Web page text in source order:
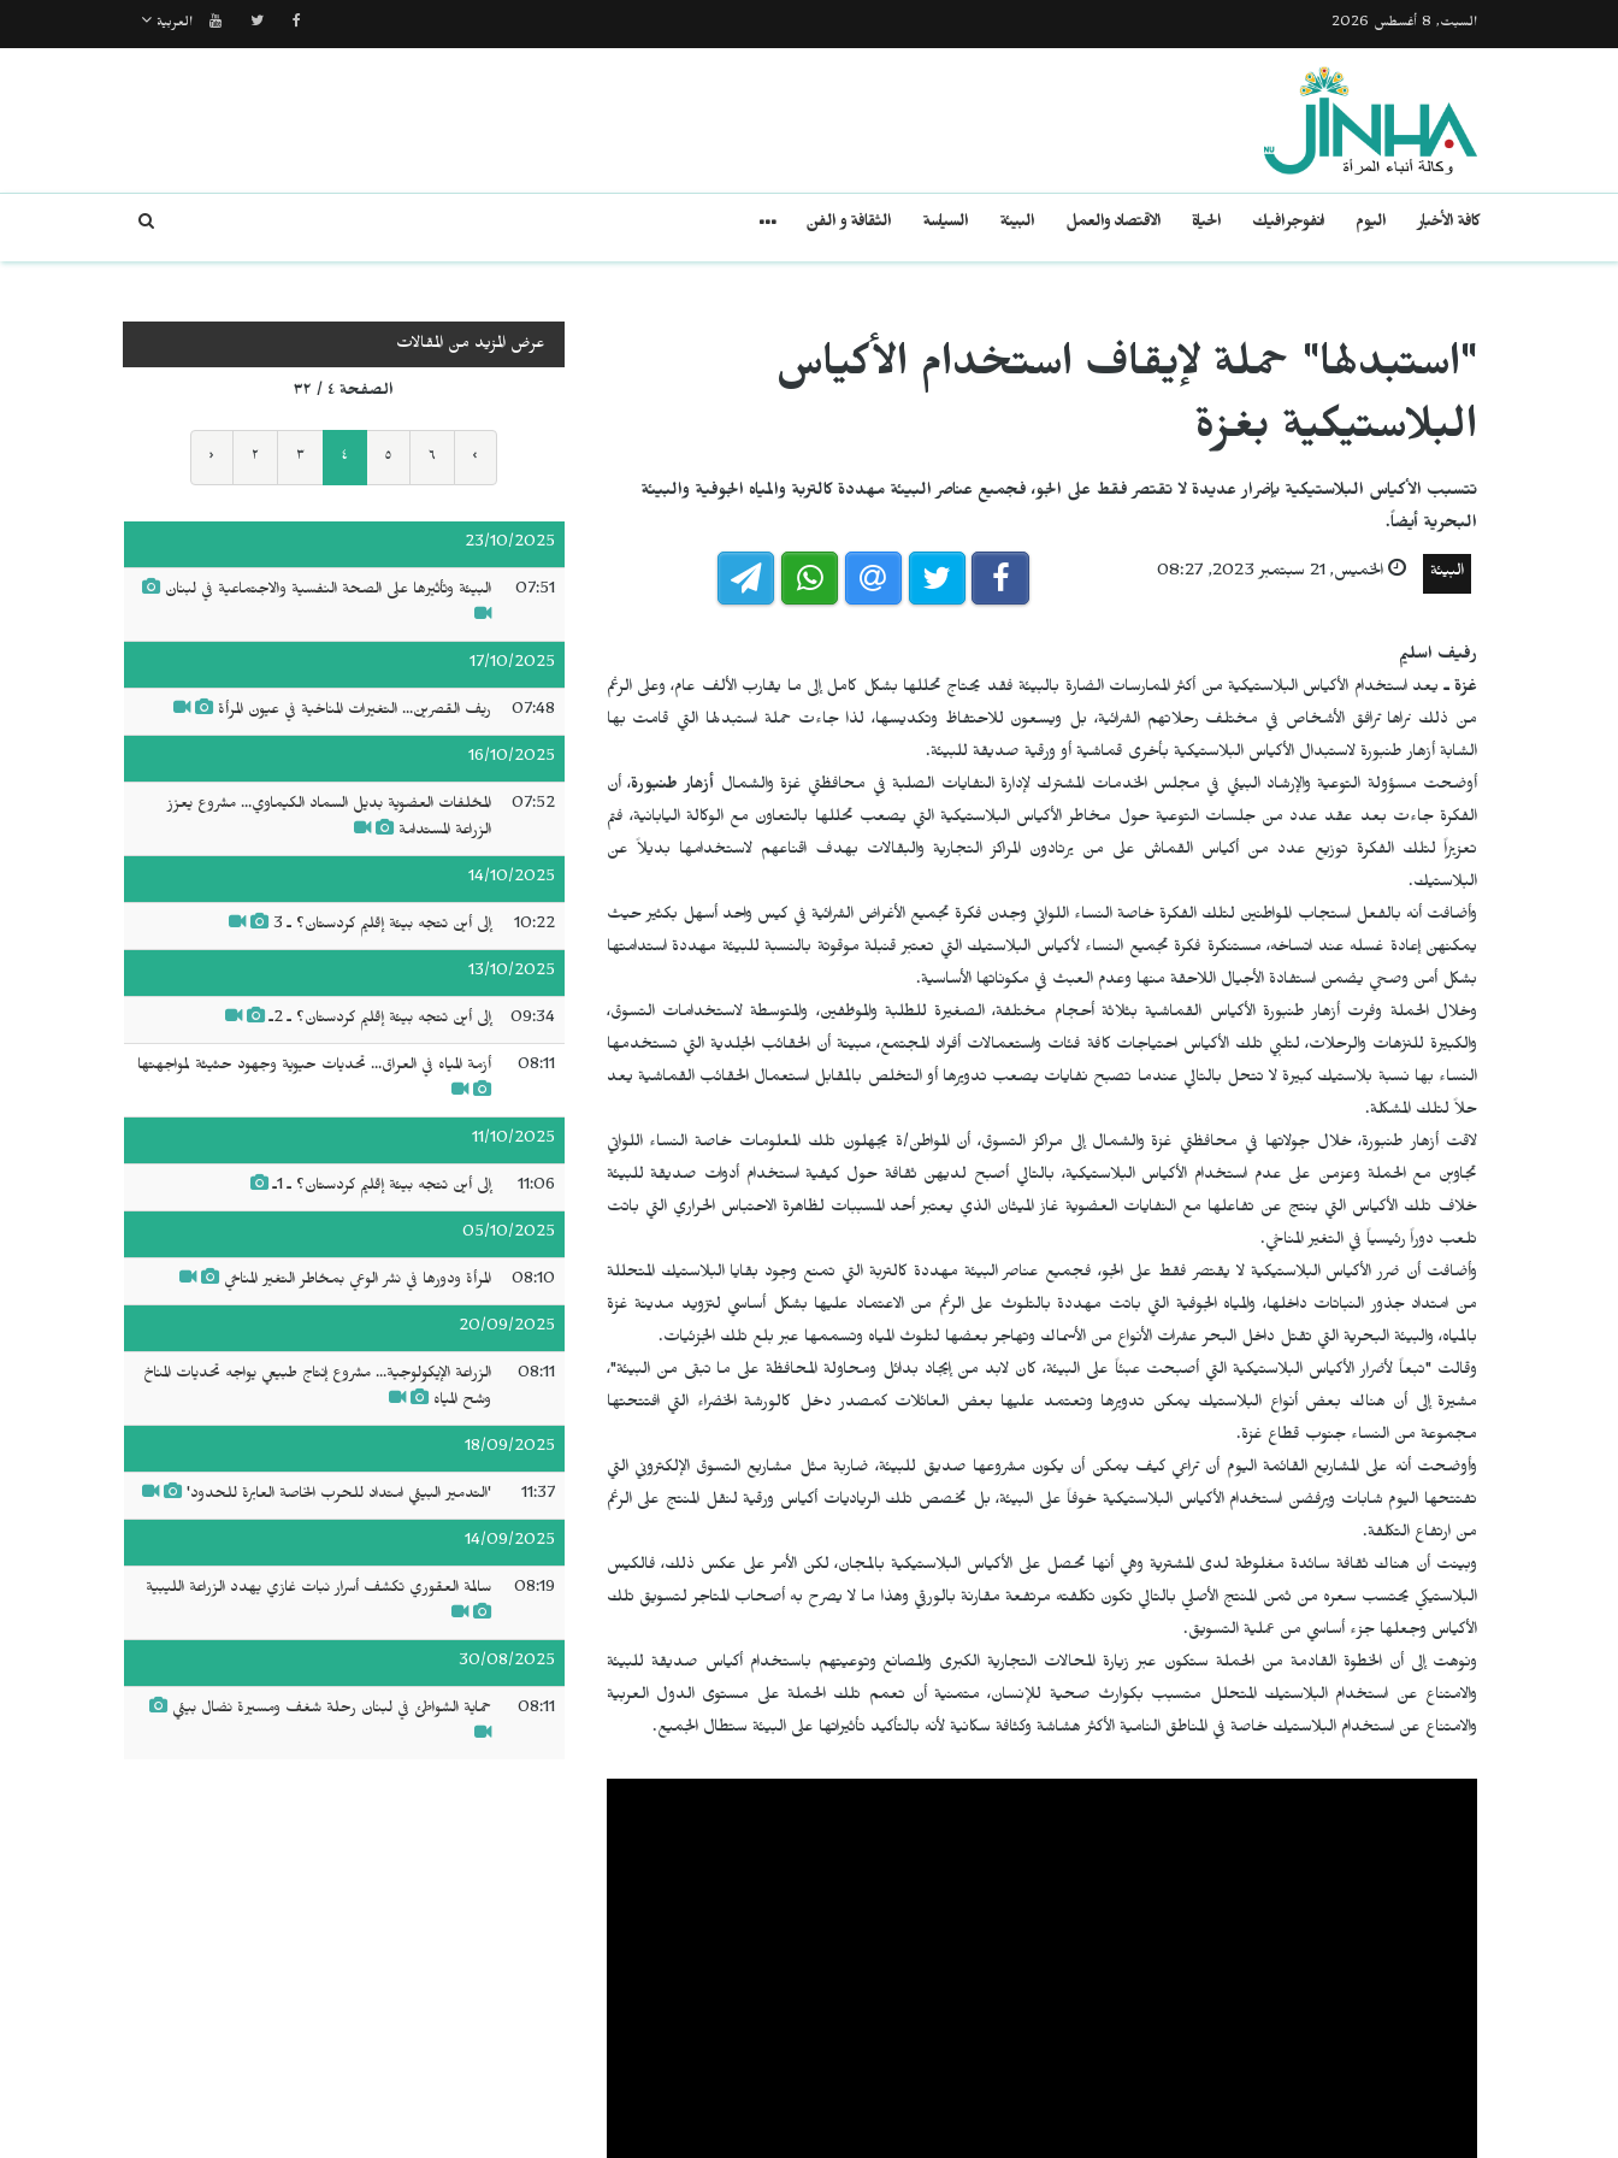
السبت, 8 أغسطس 2026 العربية
كافة الأخبار اليوم انفوجرافيك الحياة الاقتصاد والعمل البيئة السياسة الثقافة و الفن
"استبدلها" حملة لإيقاف استخدام الأكياس
البلاستيكية بغزة
تتسبب الأكياس البلاستيكية بإضرار عديدة لا تقتصر فقط على الجو، فجميع عناصر البيئة مهددة كالتربة والمياه الجوفية والبيئة
البحرية أيضاً.
البيئة الخميس, 21 سبتمبر 2023, 08:27
رفيف اسليم
غزة ـيعد استخدام الأكياس البلاستيكية من أكثر الممارسات الضارة بالبيئة فقد يحتاج تحللها بشكل كامل إلى ما يقارب الألف عام، وعلى الرغم
من ذلك نراها ترافق الأشخاص في مختلف رحلاتهم الشرائية، بل ويسعون للاحتفاظ وتكديسها، لذا جاءت حملة استبدلها التي قامت بها
الشابة أزهار طنبورة لاستبدال الأكياس البلاستيكية بأخرى قماشية أو ورقية صديقة للبيئة.
أوضحت مسؤولة التوعية والإرشاد البيئي في مجلس الخدمات المشترك لإدارة النفايات الصلبة في محافظتي غزة والشمال أزهار طنبورة، أن
الفكرة جاءت بعد عقد عدد من جلسات التوعية حول مخاطر الأكياس البلاستيكية التي يصعب تحللها بالتعاون مع الوكالة اليابانية، فتم
تعزيزاً لتلك الفكرة توزيع عدد من أكياس القماش على من يرتادون المراكز التجارية والبقالات بهدف اقناعهم لاستخدامها بديلاً عن
البلاستيك.
وأضافت أنه بالفعل استجاب المواطنين لتلك الفكرة خاصة النساء اللواتي وجدن فكرة تجميع الأغراض الشرائية في كيس واحد أسهل بكثير حيث
يمكنهن إعادة غسله عند اتساخه، مستنكرة فكرة تجميع النساء لأكياس البلاستيك التي تعتبر قنبلة موقوتة بالنسبة للبيئة مهددة استدامتها
بشكل أمن وصحي يضمن استفادة الأجيال اللاحقة منها وعدم العبث في مكوناتها الأساسية.
وخلال الحملة وفرت أزهار طنبورة الأكياس القماشية بثلاثة أحجام مختلفة، الصغيرة للطلبة والموظفين، والمتوسطة لاستخدامات التسوق،
والكبيرة للنزهات والرحلات، لتلبي تلك الأكياس احتياجات كافة فئات واستعمالات أفراد المجتمع، مبينة أن الحقائب الجلدية التي تستخدمها
النساء بها نسبة بلاستيك كبيرة لا تتحل بالتالي عندما تصبح نفايات يصعب تدويرها أو التخلص بالمقابل استعمال الحقائب القماشية يعد
حلاً لتلك المشكلة.
لاقت أزهار طنبورة، خلال جولاتها في محافظتي غزة والشمال إلى مراكز التسوق، أن المواطن/ة يجهلون تلك المعلومات خاصة النساء اللواتي
تجاوبن مع الحملة وعزمن على عدم استخدام الأكياس البلاستيكية، بالتالي أصبح لديهن ثقافة حول كيفية استخدام أدوات صديقة للبيئة
خلاف تلك الأكياس التي ينتج عن تفاعلها مع النفايات العضوية غاز الميثان الذي يعتبر أحد المسببات لظاهرة الاحتباس الحراري التي باتت
تلعب دوراً رئيسياً في التغير المناخي.
وأضافت أن ضرر الأكياس البلاستيكية لا يقتصر فقط على الجو، فجميع عناصر البيئة مهددة كالتربة التي تمنع وجود بقايا البلاستيك المتحللة
من امتداد جذور النباتات داخلها، والمياه الجوفية التي باتت مهددة بالتلوث على الرغم من الاعتماد عليها بشكل أساسي لتزويد مدينة غزة
بالمياه، والبيئة البحرية التي تقتل داخل البحر عشرات الأنواع من الأسماك وتهاجر بعضها لتلوث المياه وتسممها عبر بلع تلك الجزئيات.
وقالت "تبعاً لأضرار الأكياس البلاستيكية التي أصبحت عبئاً على البيئة، كان لابد من إيجاد بدائل ومحاولة المحافظة على ما تبقى من البيئة"،
مشيرة إلى أن هناك بعض أنواع البلاستيك يمكن تدويرها وتعتمد عليها بعض العائلات كمصدر دخل كالورشة الخضراء التي افتتحتها
مجموعة من النساء جنوب قطاع غزة.
وأوضحت أنه على المشاريع القائمة اليوم أن تراعي كيف يمكن أن يكون مشروعها صديق للبيئة، ضاربة مثل مشاريع التسوق الإلكتروني التي
تفتتحها اليوم شابات ويرفضن استخدام الأكياس البلاستيكية خوفاً على البيئة، بل تخصص تلك الرياديات أكياس ورقية لنقل المنتج على الرغم
من ارتفاع التكلفة.
وبينت أن هناك ثقافة سائدة مغلوطة لدى المشترية وهي أنها تحصل على الأكياس البلاستيكية بالمجان، لكن الأمر على عكس ذلك، فالكيس
البلاستيكي يحتسب سعره من ثمن المنتج الأصلي بالتالي تكون تكلفته مرتفعة مقارنة بالورقي وهذا ما لا يصرح به أصحاب المتاجر لتسويق تلك
الأكياس وجعلها جزء أساسي من عملية التسويق.
ونوهت إلى أن الخطوة القادمة من الحملة ستكون عبر زيارة المحالات التجارية الكبرى والمصانع وتوعيتهم باستخدام أكياس صديقة للبيئة
والامتناع عن استخدام البلاستيك المتحلل متسبب بكوارث صحية للإنسان، متمنية أن تعمم تلك الحملة على مستوى الدول العربية
والامتناع عن استخدام البلاستيك خاصة في المناطق النامية الأكثر هشاشة وكثافة سكانية لأنه بالتأكيد تأثيراتها على البيئة ستطال الجميع.
عرض المزيد من المقالات
الصفحة ٤ / ٣٢
‹ ٢ ٣ ٤ ٥ ٦ ›
23/10/2025
07:51 البيئة وتأثيرها على الصحة النفسية والاجتماعية في لبنان
17/10/2025
07:48 ريف القصرين... التغيرات المناخية في عيون المرأة
16/10/2025
07:52
المخلفات العضوية بديل السماد الكيماوي... مشروع يعزز
الزراعة المستدامة
14/10/2025
10:22 إلى أين تتجه بيئة إقليم كردستان؟ ـ 3
13/10/2025
09:34 إلى أين تتجه بيئة إقليم كردستان؟ ـ 2ـ
08:11 أزمة المياه في العراق... تحديات حيوية وجهود حثيثة لمواجهتها
11/10/2025
11:06 إلى أين تتجه بيئة إقليم كردستان؟ ـ 1ـ
05/10/2025
08:10 المرأة ودورها في نشر الوعي بمخاطر التغير المناخي
20/09/2025
08:11
الزراعة الإيكولوجية... مشروع إنتاج طبيعي يواجه تحديات المناخ
وشح المياه
18/09/2025
11:37 'التدمير البيئي امتداد للحرب الخاصة العابرة للحدود'
14/09/2025
08:19 سالمة العقوري تكشف أسرار نبات غازي يهدد الزراعة الليبية
30/08/2025
08:11 حماية الشواطئ في لبنان رحلة شغف ومسيرة نضال بيئي